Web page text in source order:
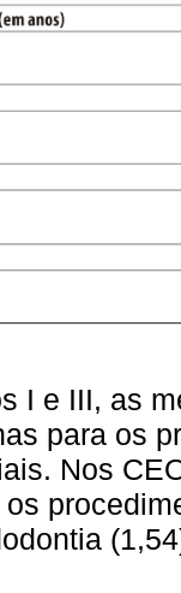
I e III, as
para os
Nos